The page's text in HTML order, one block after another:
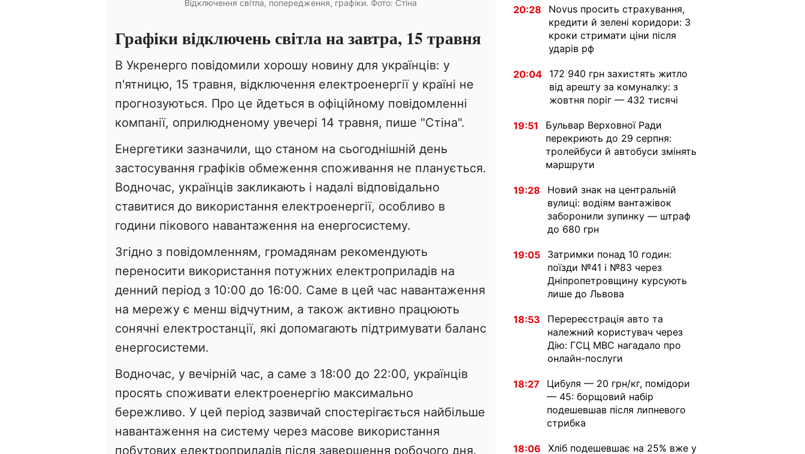
Відключення світла, попередження, графіки. Фото: Стіна
Графіки відключень світла на завтра, 15 травня
В Укренерго повідомили хорошу новину для українців: у
п'ятницю, 15 травня, відключення електроенергії у країні не
прогнозуються. Про це йдеться в офіційному повідомленні
компанії, оприлюдненому увечері 14 травня, пише "Стіна".
Енергетики зазначили, що станом на сьогоднішній день
застосування графіків обмеження споживання не планується.
Водночас, українців закликають і надалі відповідально
ставитися до використання електроенергії, особливо в
години пікового навантаження на енергосистему.
Згідно з повідомленням, громадянам рекомендують
переносити використання потужних електроприладів на
денний період з 10:00 до 16:00. Саме в цей час навантаження
на мережу є менш відчутним, а також активно працюють
сонячні електростанції, які допомагають підтримувати баланс
енергосистеми.
Водночас, у вечірній час, а саме з 18:00 до 22:00, українців
просять споживати електроенергію максимально
бережливо. У цей період зазвичай спостерігається найбільше
навантаження на систему через масове використання
побутових електроприладів після завершення робочого дня.
20:28
Novus просить страхування,
кредити й зелені коридори: 3
кроки стримати ціни після
ударів рф
20:04
172 940 грн захистять житло
від арешту за комуналку: з
жовтня поріг — 432 тисячі
19:51
Бульвар Верховної Ради
перекриють до 29 серпня:
тролейбуси й автобуси змінять
маршрути
19:28
Новий знак на центральній
вулиці: водіям вантажівок
заборонили зупинку — штраф
до 680 грн
19:05
Затримки понад 10 годин:
поїзди №41 і №83 через
Дніпропетровщину курсують
лише до Львова
18:53
Перереєстрація авто та
належний користувач через
Дію: ГСЦ МВС нагадало про
онлайн-послуги
18:27
Цибуля — 20 грн/кг, помідори
— 45: борщовий набір
подешевшав після липневого
стрибка
18:06
Хліб подешевшає на 25% вже у